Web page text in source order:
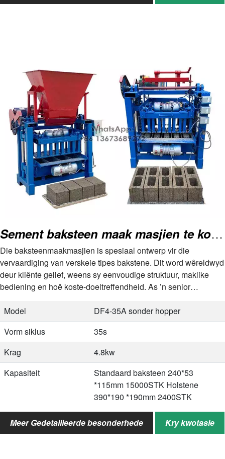
Ooreenstemmende
170F/6,6 pk
Sement baksteen maak masjien te koop
Die baksteenmaakmasjien is spesiaal ontwerp vir die
vervaardiging van verskeie tipes bakstene. Dit word wêreldwyd
deur kliënte gelief, weens sy eenvoudige struktuur, maklike
bediening en hoë koste-doeltreffendheid. As ’n senior
Model
DF4-35A sonder hopper
Vorm siklus
35s
Krag
4.8kw
Kapasiteit
Standaard baksteen 240*53
*115mm 15000STK Holstene
390*190 *190mm 2400STK
Plaat grootte
850*550*30mm
Meer Gedetailleerde besonderhede Kry kwotasie